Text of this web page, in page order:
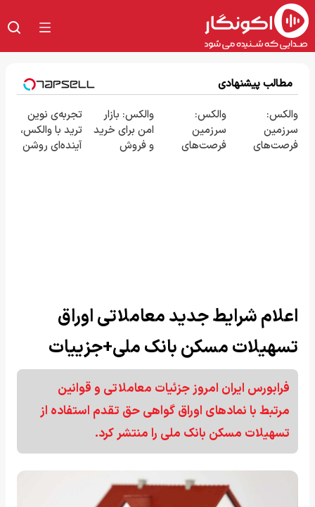
مطالب پیشنهادی
والکس:
سرزمین
فرصت‌های
والکس:
سرزمین
فرصت‌های
والکس: بازار
امن برای خرید
و فروش
تجربه‌ی نوین
ترید با والکس،
آینده‌ای روشن
اعلام شرایط جدید معاملاتی اوراق
تسهیلات مسکن بانک ملی+جزییات
فرابورس ایران امروز جزئیات معاملاتی و قوانین
مرتبط با نماد‌های اوراق گواهی حق تقدم استفاده از
تسهیلات مسکن بانک ملی را منتشر کرد.